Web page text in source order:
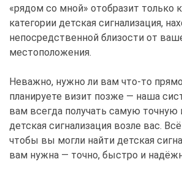
«рядом со мной» отобразит только
категории детская сигнализация,
непосредственной близости от
местоположения.
Неважно, нужно ли вам что-то
планируете визит позже — наша
вам всегда получать самую
детская сигнализация возле вас.
чтобы вы могли найти детская
вам нужна — точно, быстро и